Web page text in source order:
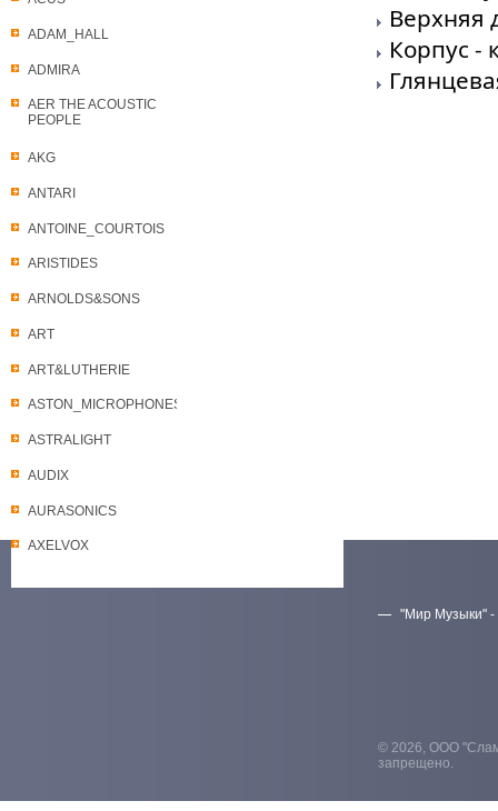
ADAM_HALL
ADMIRA
AER THE ACOUSTIC
PEOPLE
AKG
ANTARI
ANTOINE_COURTOIS
ARISTIDES
ARNOLDS&SONS
ART
ART&LUTHERIE
ASTON_MICROPHONES
ASTRALIGHT
AUDIX
AURASONICS
AXELVOX
Верхняя
Корпус -
"Мир Музыки" -
© 2026, ООО
запрещено.